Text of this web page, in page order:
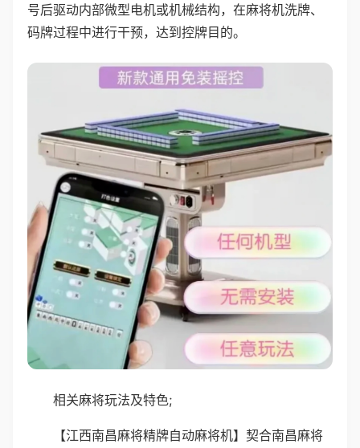
号后驱动内部微型电机或机械结构，在麻将机洗牌、
码牌过程中进行干预，达到控牌目的。
相关麻将玩法及特色;
【江西南昌麻将精牌自动麻将机】契合南昌麻将